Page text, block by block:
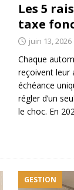
Les 5
taxe
juin 13, 2026
Chaque
reçoivent leur
échéance
régler d’un
le choc. En
GESTION